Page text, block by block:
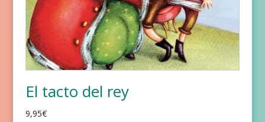
El tacto del rey
9,95€